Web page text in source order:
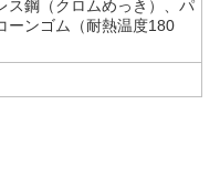
ス鋼（クロムめっき）、パ
ーンゴム（耐熱温度180